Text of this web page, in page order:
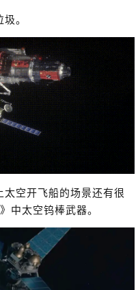
。
空开飞船的场景还有很
中太空钨棒武器。